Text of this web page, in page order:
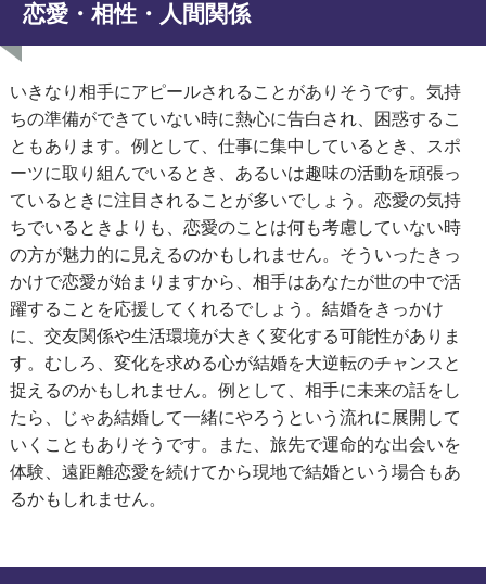
恋愛・相性・人間関係
いきなり相手にアピールされることがありそうです。気持
ちの準備ができていない時に熱心に告白され、困惑するこ
ともあります。例として、仕事に集中しているとき、スポ
ーツに取り組んでいるとき、あるいは趣味の活動を頑張っ
ているときに注目されることが多いでしょう。恋愛の気持
ちでいるときよりも、恋愛のことは何も考慮していない時
の方が魅力的に見えるのかもしれません。そういったきっ
かけで恋愛が始まりますから、相手はあなたが世の中で活
躍することを応援してくれるでしょう。結婚をきっかけ
に、交友関係や生活環境が大きく変化する可能性がありま
す。むしろ、変化を求める心が結婚を大逆転のチャンスと
捉えるのかもしれません。例として、相手に未来の話をし
たら、じゃあ結婚して一緒にやろうという流れに展開して
いくこともありそうです。また、旅先で運命的な出会いを
体験、遠距離恋愛を続けてから現地で結婚という場合もあ
るかもしれません。